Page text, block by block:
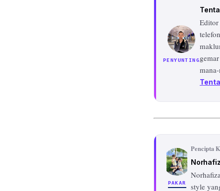
PENYUNTING
Editor
PAKAR
Pencipta
style